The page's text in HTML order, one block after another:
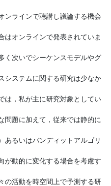
ンラインで聴講し議論する機会
はオンラインで発表されていま
く次いでシーケンスモデルやグ
システムに関する研究は少なか
は，私が主に研究対象としてい
問題に加えて，従来では静的に
あるいはバンディットアルゴリ
が動的に変化する場合を考慮す
の活動を時空間上で予測する研